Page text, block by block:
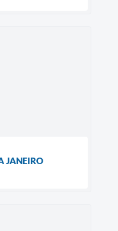
JANEIRO